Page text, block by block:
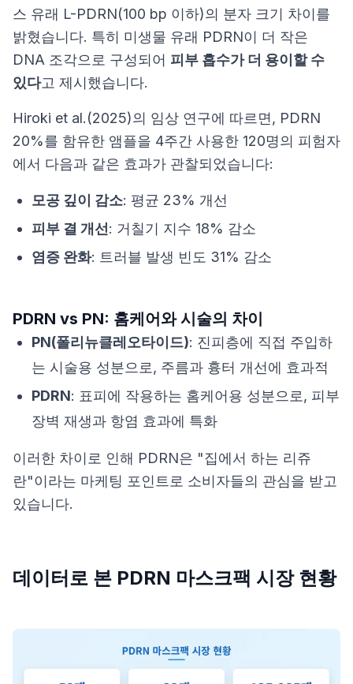
스 유래 L-PDRN(100 bp 이하)의 분자 크기 차이를
밝혔습니다. 특히 미생물 유래 PDRN이 더 작은
DNA 조각으로 구성되어 피부 흡수가 더 용이할 수
있다고 제시했습니다.
Hiroki et al.(2025)의 임상 연구에 따르면, PDRN
20%를 함유한 앰플을 4주간 사용한 120명의 피험자
에서 다음과 같은 효과가 관찰되었습니다:
모공 깊이 감소: 평균 23% 개선
피부 결 개선 : 거칠기 지수 18% 감소
염증 완화: 트러블 발생 빈도 31% 감소
PDRN vs PN: 홈케어와 시술의 차이
PN(폴리뉴클레오타이드): 진피층에 직접 주입하
는 시술용 성분으로, 주름과 흉터 개선에 효과적
PDRN: 표피에 작용하는 홈케어용 성분으로, 피부
장벽 재생과 항염 효과에 특화
이러한 차이로 인해 PDRN은 "집에서 하는 리쥬
란"이라는 마케팅 포인트로 소비자들의 관심을 받고
있습니다.
데이터로 본 PDRN 마스크팩 시장 현황